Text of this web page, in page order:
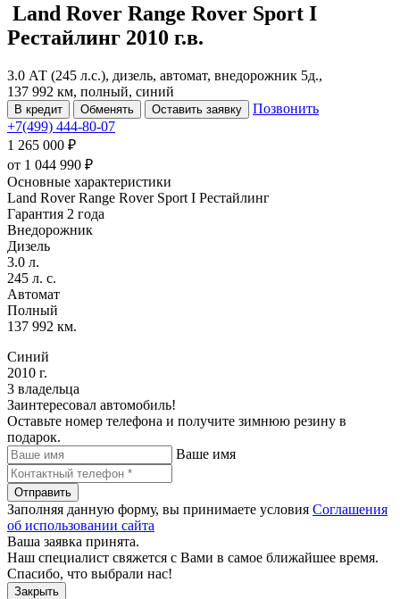
Land Rover Range Rover Sport I
Рестайлинг 2010 г.в.
3.0 АТ (245 л.с.), дизель, автомат, внедорожник 5д.,
137 992 км, полный, синий
В кредит Обменять Оставить заявку
Позвонить
+7(499) 444-80-07
1 265 000 ₽
от 1 044 990 ₽
Основные характеристики
Land Rover Range Rover Sport I Рестайлинг
Гарантия 2 года
Внедорожник
Дизель
3.0 л.
245 л. с.
Автомат
Полный
137 992 км.
Синий
2010 г.
3 владельца
Заинтересовал автомобиль!
Оставьте номер телефона и получите зимнюю резину в
подарок.
Ваше имя
Отправить
Заполняя данную форму, вы принимаете условия Соглашения
об использовании сайта
Ваша заявка принята.
Наш специалист свяжется с Вами в самое ближайшее время.
Спасибо, что выбрали нас!
Закрыть